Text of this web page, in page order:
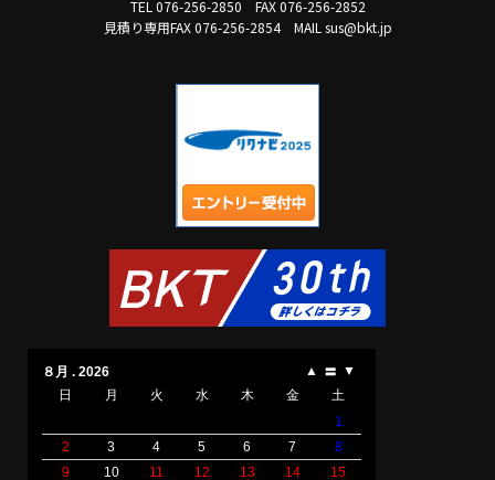
TEL 076-256-2850
FAX 076-256-2852
見積り専用FAX 076-256-2854
MAIL sus@bkt.jp